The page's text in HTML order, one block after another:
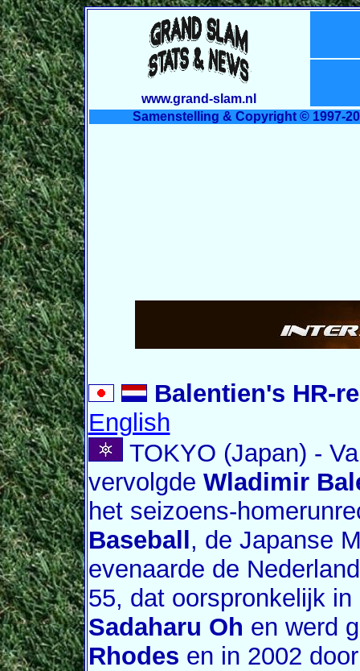
www.grand-slam.nl
Samenstelling & Copyright © 1997-
Balentien's HR-
English
TOKYO (Japan) -
vervolgde Wladimir
het seizoens-
Baseball , de Japanse
evenaarde de
55, dat oorspronkelijk
Sadaharu Oh en werd
Rhodes en in 2002